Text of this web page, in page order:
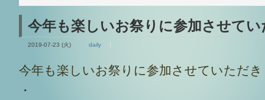
今年も楽しいお祭りに参加させて
2019-07-23 (火) daily
今年も楽しいお祭りに参加させていただ
・